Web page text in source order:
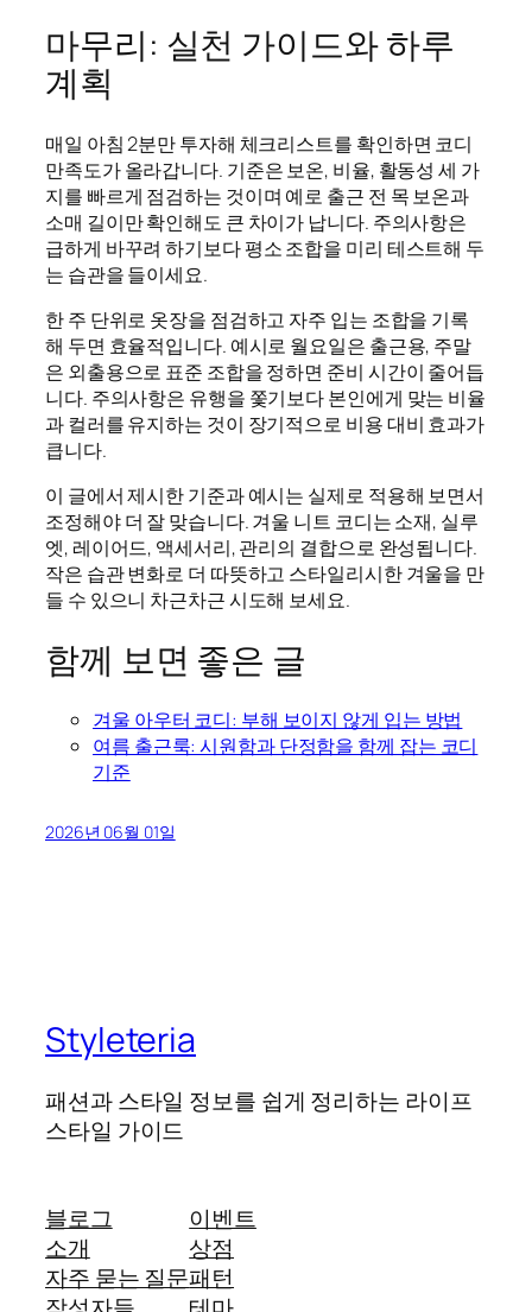
마무리: 실천 가이드와 하루
계획
매일 아침 2분만 투자해 체크리스트를 확인하면 코디
만족도가 올라갑니다. 기준은 보온, 비율, 활동성 세 가
지를 빠르게 점검하는 것이며 예로 출근 전 목 보온과
소매 길이만 확인해도 큰 차이가 납니다. 주의사항은
급하게 바꾸려 하기보다 평소 조합을 미리 테스트해 두
는 습관을 들이세요.
한 주 단위로 옷장을 점검하고 자주 입는 조합을 기록
해 두면 효율적입니다. 예시로 월요일은 출근용, 주말
은 외출용으로 표준 조합을 정하면 준비 시간이 줄어듭
니다. 주의사항은 유행을 쫓기보다 본인에게 맞는 비율
과 컬러를 유지하는 것이 장기적으로 비용 대비 효과가
큽니다.
이 글에서 제시한 기준과 예시는 실제로 적용해 보면서
조정해야 더 잘 맞습니다. 겨울 니트 코디는 소재, 실루
엣, 레이어드, 액세서리, 관리의 결합으로 완성됩니다.
작은 습관 변화로 더 따뜻하고 스타일리시한 겨울을 만
들 수 있으니 차근차근 시도해 보세요.
함께 보면 좋은 글
겨울 아우터 코디: 부해 보이지 않게 입는 방법
여름 출근룩: 시원함과 단정함을 함께 잡는 코디
기준
2026년 06월 01일
Styleteria
패션과 스타일 정보를 쉽게 정리하는 라이프
스타일 가이드
블로그
소개
자주 묻는 질문
이벤트
상점
패턴